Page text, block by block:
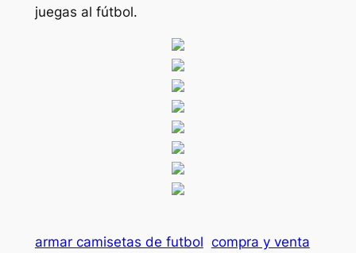
juegas al fútbol.
armar camisetas de futbol compra y venta